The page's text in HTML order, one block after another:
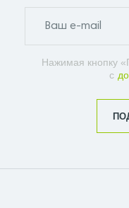
Нажимая кнопку
с